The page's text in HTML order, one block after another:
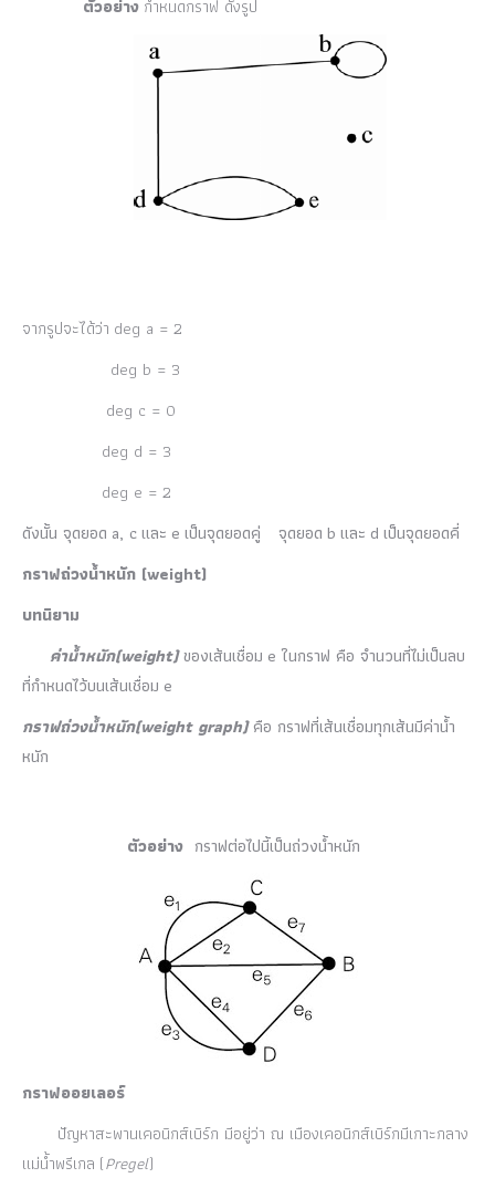
ตัวอย่าง กำหนดกราฟ ดังรูป
จากรูปจะได้ว่า deg a = 2
deg b = 3
deg c = 0
deg d = 3
deg e = 2
ดังนั้น จุดยอด a, c และ e เป็นจุดยอดคู่ จุดยอด b และ d เป็นจุดยอดคี่
กราฟถ่วงน้ำหนัก (weight)
บทนิยาม
ค่าน้ำหนัก(weight)ของเส้นเชื่อม e ในกราฟ คือ จำนวนที่ไม่เป็นลบ
ที่กำหนดไว้บนเส้นเชื่อม e
กราฟถ่วงน้ำหนัก(weight graph)คือ กราฟที่เส้นเชื่อมทุกเส้นมีค่าน้ำ
หนัก
ตัวอย่าง กราฟต่อไปนี้เป็นถ่วงน้ำหนัก
กราฟออยเลอร์
ปัญหาสะพานเคอนิกส์เบิร์ก มีอยู่ว่า ณ เมืองเคอนิกส์เบิร์กมีเกาะกลาง
แม่น้ำพรีเกล (Pregel)